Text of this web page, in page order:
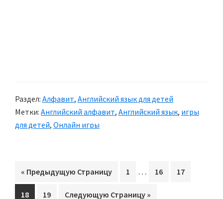
Раздел: Алфавит, Английский язык для детей
Метки: Английский алфавит, Английский язык, игры
для детей, Онлайн игры
« Перейти
на
Предыдущую Страницу
Перейти
1
Interim
…
Перейти
16
Перейти
17
Перейти
18
Перейти
19
Перейти
Следующую Страницу »